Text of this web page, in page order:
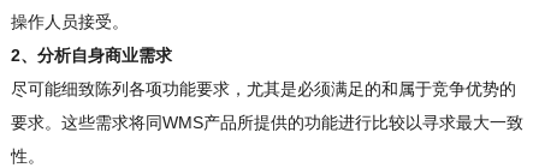
操作人员接受。
2、分析自身商业需求
尽可能细致陈列各项功能要求，尤其是必须满足的和属于竞争优势的
要求。这些需求将同WMS产品所提供的功能进行比较以寻求最大一致
性。